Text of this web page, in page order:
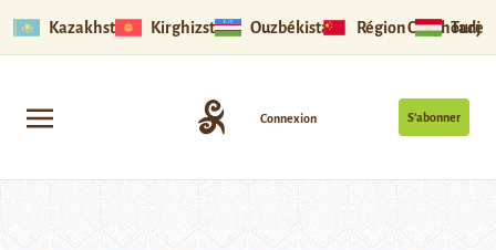
Kazakhstan Kirghizstan Ouzbékistan Région Ouïghoure
S’abonner
Connexion